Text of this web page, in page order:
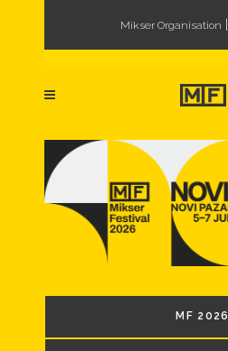
Mikser Organisation |
MF 2026